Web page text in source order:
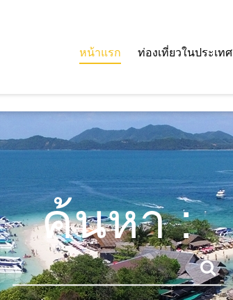
หน้าแรก ท่องเที่ยวในประเทศ
ค้นหา :